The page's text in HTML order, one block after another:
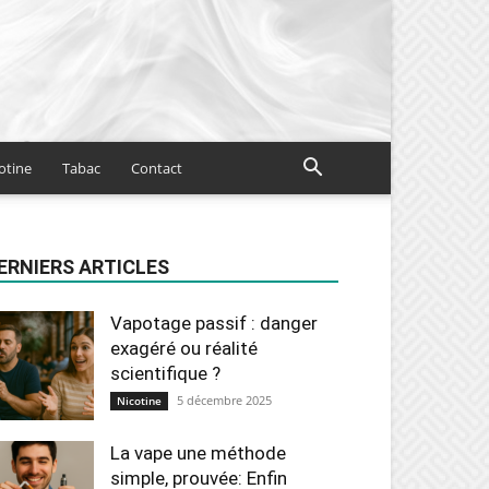
Tabac Contact
ARTICLES
Vapotage passif : danger
exagéré ou réalité
scientifique ?
Nicotine 5 décembre 2025
La vape une méthode
simple, prouvée: Enfin